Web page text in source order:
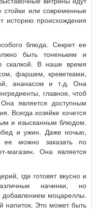
или современные
историю происхождения
блюда. Секрет ее
быть тоненьким и
скалкой. В наше время
фаршем, креветками,
ананасом и т.д. Она
главное, чтоб
является доступным
Всегда хозяйке хочется
и изысканным блюдом.
и ужин. Даже ночью,
ее можно заказать по
магазин. Она является
где готовят вкусно и
начинки, но
добавлением моцареллы.
напиток. Это может быть